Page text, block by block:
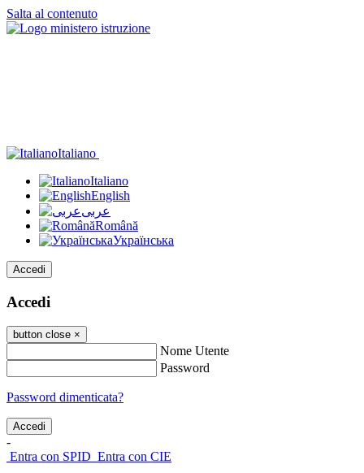
Salta al contenuto
Italiano
Italiano
English
عربى
Română
Українська
Accedi
Accedi
button close ×
Nome Utente
Password
Password dimenticata?
-
Entra con SPID Entra con CIE